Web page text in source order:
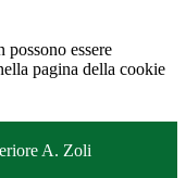
essere
pagina della cookie
A. Zoli